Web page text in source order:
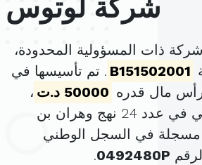
شركة لوتوس
ذات المسؤولية المحدودة،
B151502001 . تم تأسيسها في
50000 د.ت
،
ويقع مقرها الرئيسي في عدد 24 نهج وهران بن
مسجلة في السجل الوطني
0492480P
.